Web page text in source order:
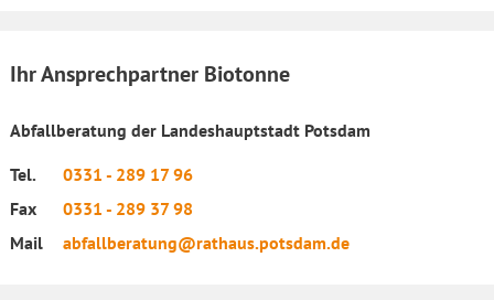
Ihr Ansprechpartner Biotonne
Abfallberatung der Landeshauptstadt Potsdam
Tel.
0331 - 289 17 96
Fax
0331 - 289 37 98
Mail
abfallberatung@rathaus.potsdam.de